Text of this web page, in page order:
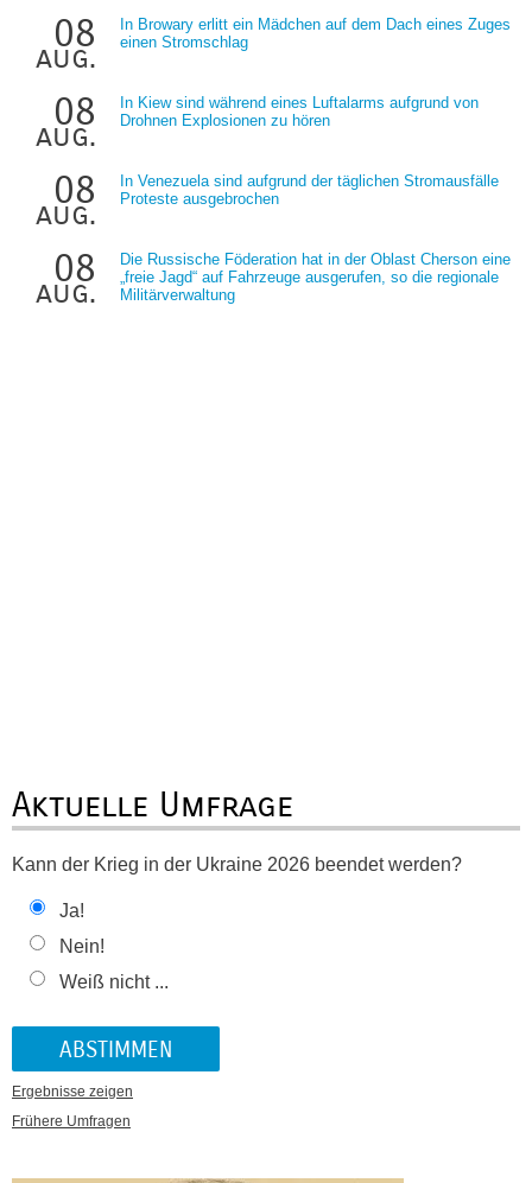
08
aug.
In Browary erlitt ein Mädchen auf dem Dach eines Zuges
einen Stromschlag
08
aug.
In Kiew sind während eines Luftalarms aufgrund von
Drohnen Explosionen zu hören
08
aug.
In Venezuela sind aufgrund der täglichen Stromausfälle
Proteste ausgebrochen
08
aug.
Die Russische Föderation hat in der Oblast Cherson eine
„freie Jagd“ auf Fahrzeuge ausgerufen, so die regionale
Militärverwaltung
Aktuelle Umfrage
Kann der Krieg in der Ukraine 2026 beendet werden?
Ja!
Nein!
Weiß nicht ...
Ergebnisse zeigen
Frühere Umfragen